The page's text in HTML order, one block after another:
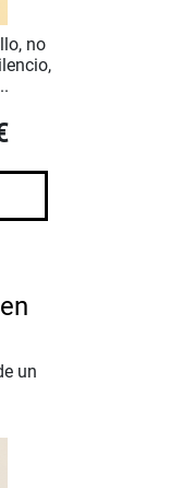
no
un